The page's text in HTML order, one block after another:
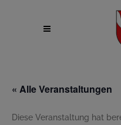
« Alle Veranstaltungen
Diese Veranstaltung hat